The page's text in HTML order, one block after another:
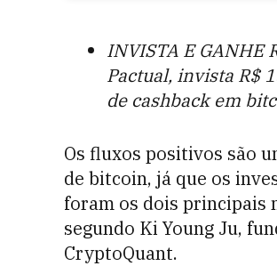
INVISTA E GANHE
Pactual, invista R$
de cashback em
Os fluxos positivos são
de bitcoin, já que os
foram os dois principais
segundo Ki Young Ju,
CryptoQuant.